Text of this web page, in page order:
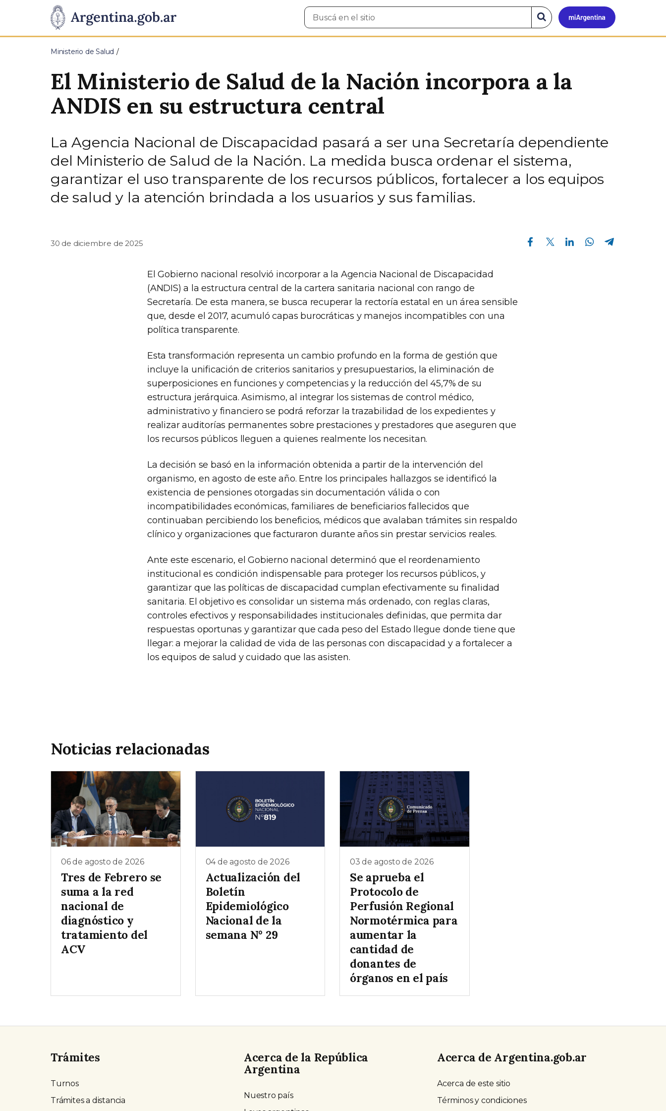
Presidencia
de
Pasar al contenido principal
Mi
Buscar
en
Buscar
en
el
Ministerio de Salud
El Ministerio de Salud de la Nación incorpora a la
ANDIS en su estructura central
La Agencia Nacional de Discapacidad pasará a ser una Secretaría dependiente
del Ministerio de Salud de la Nación. La medida busca ordenar el sistema,
garantizar el uso transparente de los recursos públicos, fortalecer a los equipos
de salud y la atención brindada a los usuarios y sus familias.
30 de diciembre de 2025
Compartir en Facebook Compartir en Twitter Compartir en Linkedin Compartir en Whatsapp
El Gobierno nacional resolvió incorporar a la Agencia Nacional de Discapacidad
(ANDIS) a la estructura central de la cartera sanitaria nacional con rango de
Secretaría. De esta manera, se busca recuperar la rectoría estatal en un área sensible
que, desde el 2017, acumuló capas burocráticas y manejos incompatibles con una
política transparente.
Esta transformación representa un cambio profundo en la forma de gestión que
incluye la unificación de criterios sanitarios y presupuestarios, la eliminación de
superposiciones en funciones y competencias y la reducción del 45,7% de su
estructura jerárquica. Asimismo, al integrar los sistemas de control médico,
administrativo y financiero se podrá reforzar la trazabilidad de los expedientes y
realizar auditorías permanentes sobre prestaciones y prestadores que aseguren que
los recursos públicos lleguen a quienes realmente los necesitan.
La decisión se basó en la información obtenida a partir de la intervención del
organismo, en agosto de este año. Entre los principales hallazgos se identificó la
existencia de pensiones otorgadas sin documentación válida o con
incompatibilidades económicas, familiares de beneficiarios fallecidos que
continuaban percibiendo los beneficios, médicos que avalaban trámites sin respaldo
clínico y organizaciones que facturaron durante años sin prestar servicios reales.
Ante este escenario, el Gobierno nacional determinó que el reordenamiento
institucional es condición indispensable para proteger los recursos públicos, y
garantizar que las políticas de discapacidad cumplan efectivamente su finalidad
sanitaria. El objetivo es consolidar un sistema más ordenado, con reglas claras,
controles efectivos y responsabilidades institucionales definidas, que permita dar
respuestas oportunas y garantizar que cada peso del Estado llegue donde tiene que
llegar: a mejorar la calidad de vida de las personas con discapacidad y a fortalecer a
los equipos de salud y cuidado que las asisten.
Noticias relacionadas
06 de agosto de 2026
Tres de Febrero se
suma a la red
nacional de
diagnóstico y
tratamiento del
ACV
04 de agosto de 2026
Actualización del
Boletín
Epidemiológico
Nacional de la
semana N° 29
03 de agosto de 2026
Se aprueba el
Protocolo de
Perfusión Regional
Normotérmica para
aumentar la
cantidad de
donantes de
órganos en el país
Trámites
Turnos
Trámites a distancia
Acerca de la República
Argentina
Nuestro país
Acerca de Argentina.gob.ar
Acerca de este sitio
Términos y condiciones